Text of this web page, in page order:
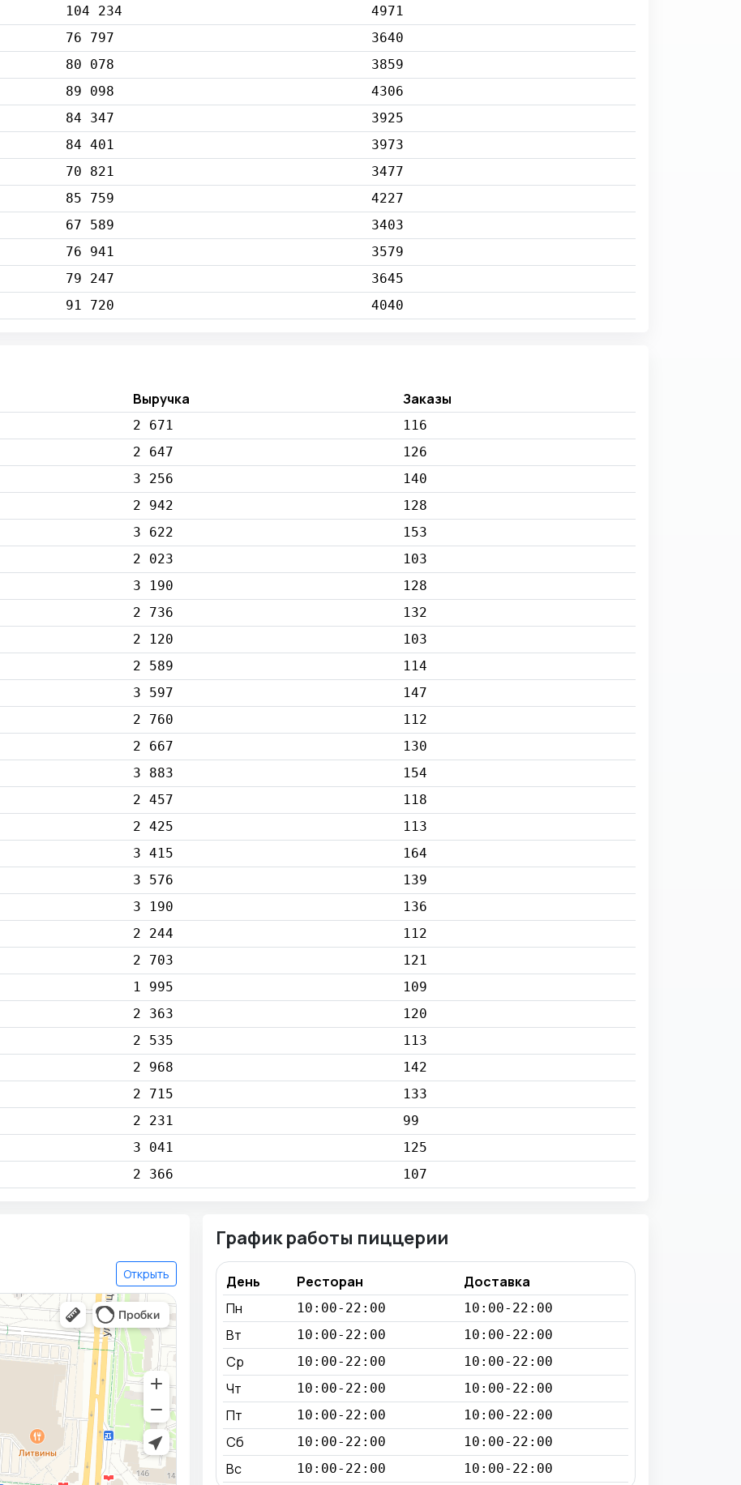
104 234
4971
76 797
3640
80 078
3859
89 098
4306
84 347
3925
84 401
3973
70 821
3477
85 759
4227
67 589
3403
76 941
3579
79 247
3645
91 720 4040
Выручка Заказы
2 671
116
2 647
126
3 256
140
2 942
128
3 622
153
2 023
103
3 190
128
2 736
132
2 120
103
2 589
114
3 597
147
2 760
112
2 667
130
3 883
154
2 457
118
2 425
113
3 415
164
3 576
139
3 190
136
2 244
112
2 703
121
1 995
109
2 363
120
2 535
113
2 968
142
2 715
133
2 231
99
3 041
125
2 366 107
Открыть
График работы пиццерии
День Ресторан
Доставка
Пн
10:00-22:00 10:00-22:00
Вт 10:00-22:00 10:00-22:00
Ср 10:00-22:00 10:00-22:00
Чт 10:00-22:00 10:00-22:00
Пт 10:00-22:00 10:00-22:00
Сб 10:00-22:00 10:00-22:00
Вс 10:00-22:00 10:00-22:00